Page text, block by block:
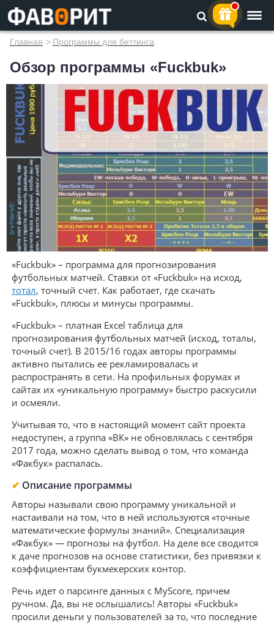
Главная > Программы для беттинга
Обзор программы «Fuckbuk»
«Fuckbuk» – программа для прогнозирования
футбольных матчей. Ставки от «Fuckbuk» на исход,
тотал, точный счет. Как работает, где скачать
«Fuckbuk», плюсы и минусы программы.
«Fuckbuk» – платная Excel таблица для
прогнозирования футбольных матчей (исход, тоталы,
точный счет). В 2015/16 годах авторы программы
активно пытались ее рекламировалась и
распространять в сети. На профильных форумах и
сайтах их «уникальную программу» быстро раскусили
и осмеяли.
Учитывая то, что в настоящий момент сайт проекта
недоступен, а группа «ВК» не обновлялась с сентября
2017 года, можно сделать вывод о том, что команда
«Факбук» распалась.
✔ Описание программы
Авторы называли свою программу уникальной и
настаивали на том, что в ней используются «точные
математические формулы знаний». Специализация
«Факбук» — прогнозы на футбол. На деле все сводится
к даче прогнозов на основе статистики, без привязки к
коэффициентам букмекерских контор.
Речь идет о парсинге данных с MyScore, причем
ручном. Да, вы не ослышались! Авторы «Fuckbuk»
просили деньги у пользователей за то, что последние